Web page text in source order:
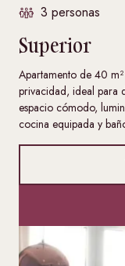
3 personas
Superior
Apartamento de 40
privacidad, ideal para
espacio cómodo,
cocina equipada y